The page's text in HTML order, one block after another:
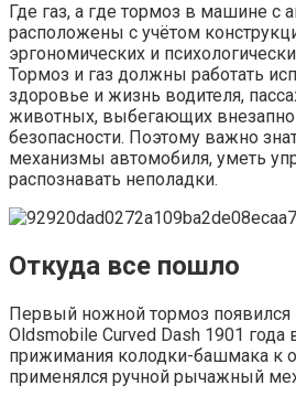
Где газ, а где тормоз в машине с
расположены с учётом
эргономических и
Тормоз и газ должны работать
здоровье и жизнь водителя,
животных, выбегающих внезапно
безопасности. Поэтому важно
механизмы автомобиля, уметь
распознавать неполадки.
Откуда все пошло
Первый ножной тормоз появился
Oldsmobile Curved Dash 1901
прижимания колодки-башмака к
применялся ручной рычажный